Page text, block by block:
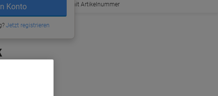
Konto
Jetzt registrieren
Bestellen mit Artikelnummer